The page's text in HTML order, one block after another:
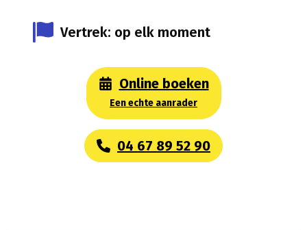
Vertrek: op elk moment
Online boeken
Een echte aanrader
04 67 89 52 90